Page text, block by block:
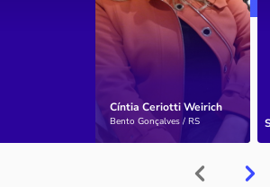
Cíntia Ceriotti Weirich
Bento Gonçalves / RS